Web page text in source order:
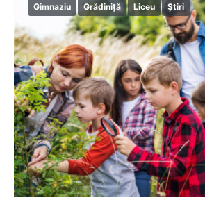
Gimnaziu Grădiniță Liceu Știri